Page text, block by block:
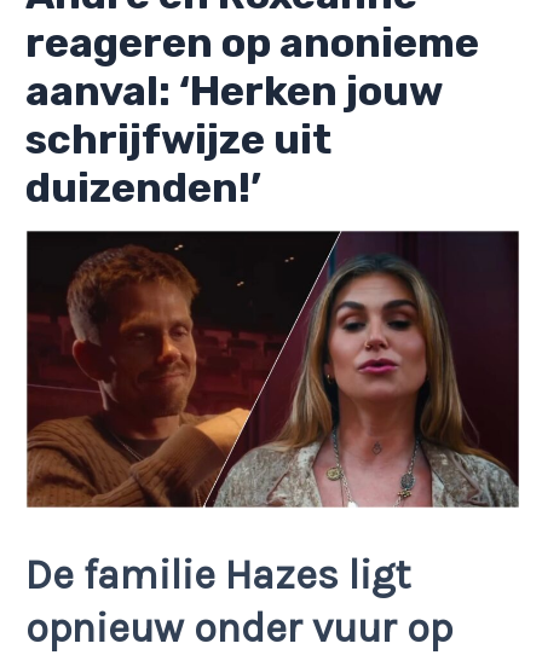
reageren op anonieme
aanval: ‘Herken jouw
schrijfwijze uit
duizenden!’
De familie Hazes ligt
opnieuw onder vuur op